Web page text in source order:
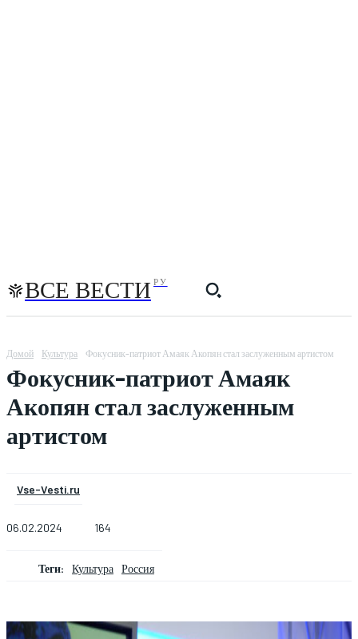
ВСЕ ВЕСТИ РУ
Домой Культура Фокусник-патриот Амаяк Акопян стал заслуженным артистом
Фокусник-патриот Амаяк
Акопян стал заслуженным
артистом
Vse-Vesti.ru
06.02.2024 164
Теги: Культура Россия